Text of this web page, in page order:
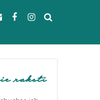
raksti